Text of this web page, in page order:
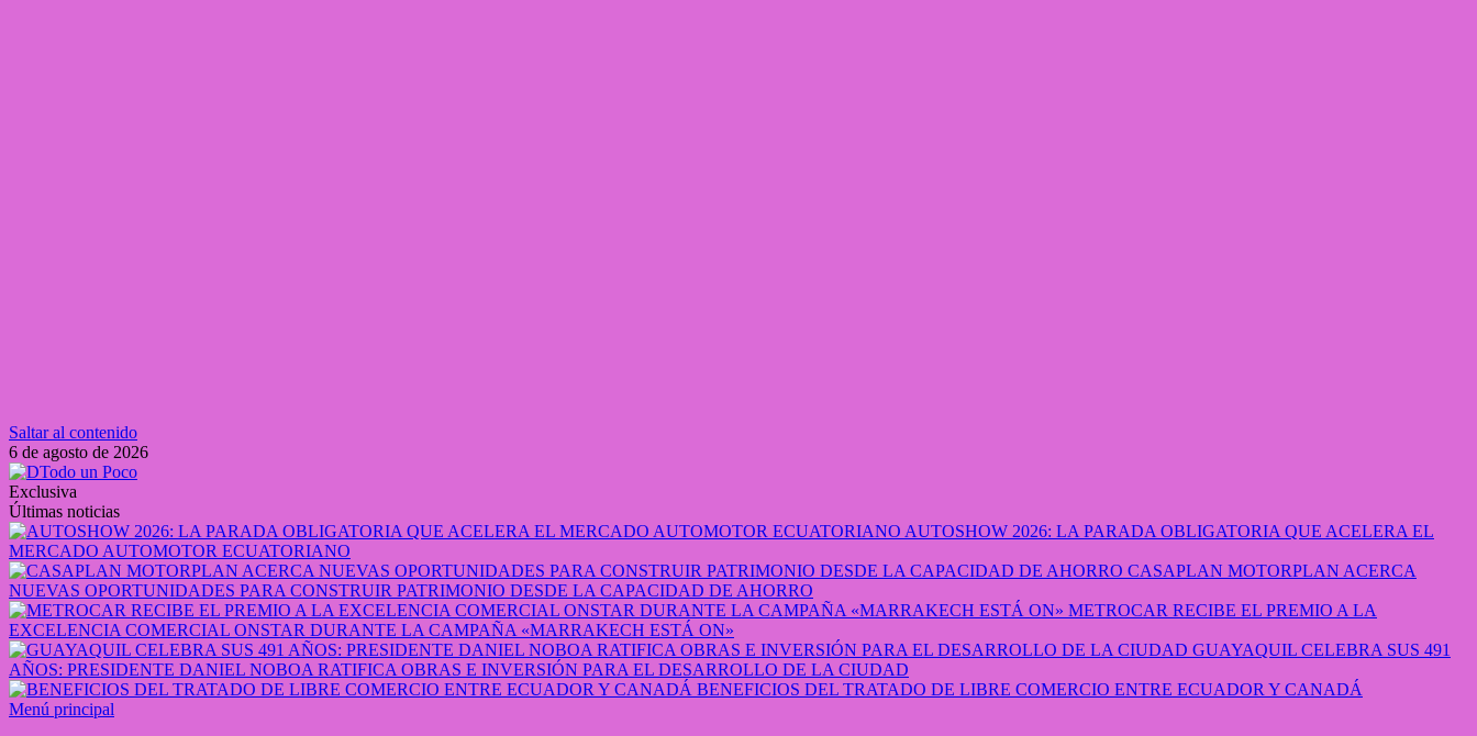
Saltar al contenido
6 de agosto de 2026
Exclusiva
Últimas noticias
AUTOSHOW 2026: LA PARADA OBLIGATORIA QUE ACELERA EL
MERCADO AUTOMOTOR ECUATORIANO
CASAPLAN MOTORPLAN ACERCA
NUEVAS OPORTUNIDADES PARA CONSTRUIR PATRIMONIO DESDE LA CAPACIDAD DE AHORRO
METROCAR RECIBE EL PREMIO A LA
EXCELENCIA COMERCIAL ONSTAR DURANTE LA CAMPAÑA «MARRAKECH ESTÁ ON»
GUAYAQUIL CELEBRA SUS 491
AÑOS: PRESIDENTE DANIEL NOBOA RATIFICA OBRAS E INVERSIÓN PARA EL DESARROLLO DE LA CIUDAD
BENEFICIOS DEL TRATADO DE LIBRE COMERCIO ENTRE ECUADOR Y CANADÁ
Menú principal